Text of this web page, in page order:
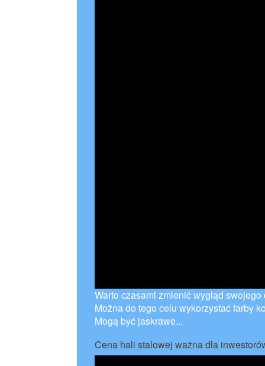
Warto czasami zmienić wygląd
Można do tego celu wykorzystać farby
Mogą być jaskrawe...
Cena hali stalowej ważna dla